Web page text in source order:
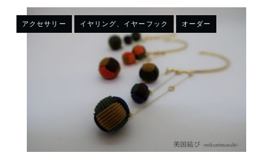
アクセサリー イヤリング、イヤーフック オーダー